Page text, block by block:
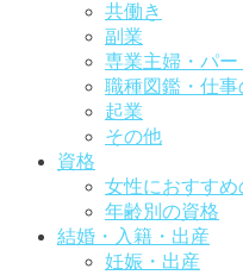
共働き
副業
専業主婦・パー
職種図鑑・仕事
起業
その他
資格
女性におすすめ
年齢別の資格
結婚・入籍・出産
妊娠・出産